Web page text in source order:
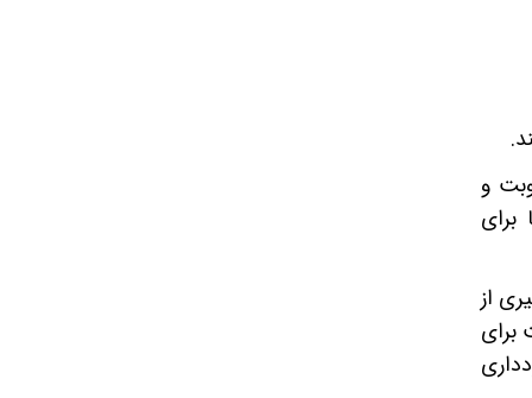
و
برای
از